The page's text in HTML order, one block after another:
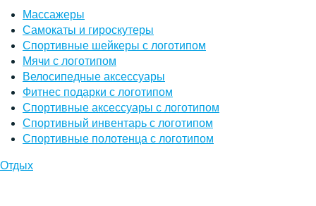
Массажеры
Самокаты и гироскутеры
Спортивные шейкеры с логотипом
Мячи с логотипом
Велосипедные аксессуары
Фитнес подарки с логотипом
Спортивные аксессуары с логотипом
Спортивный инвентарь с логотипом
Спортивные полотенца с логотипом
Отдых